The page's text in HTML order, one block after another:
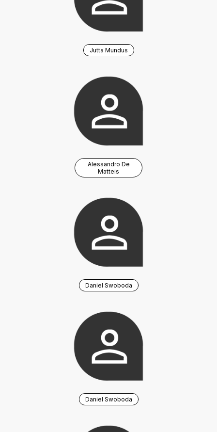
Jutta Mundus
Alessandro De
Matteis
Daniel Swoboda
Daniel Swoboda